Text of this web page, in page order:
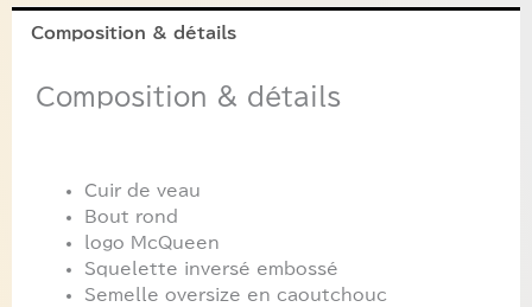
Composition & détails
Composition & détails
Cuir de veau
Bout rond
logo McQueen
Squelette inversé embossé
Semelle oversize en caoutchouc